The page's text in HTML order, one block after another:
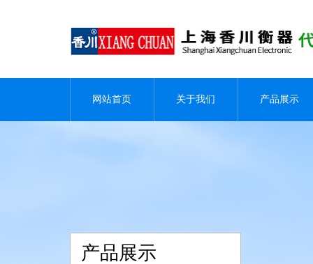
网站首页 关于我们 产品展示
产品展示